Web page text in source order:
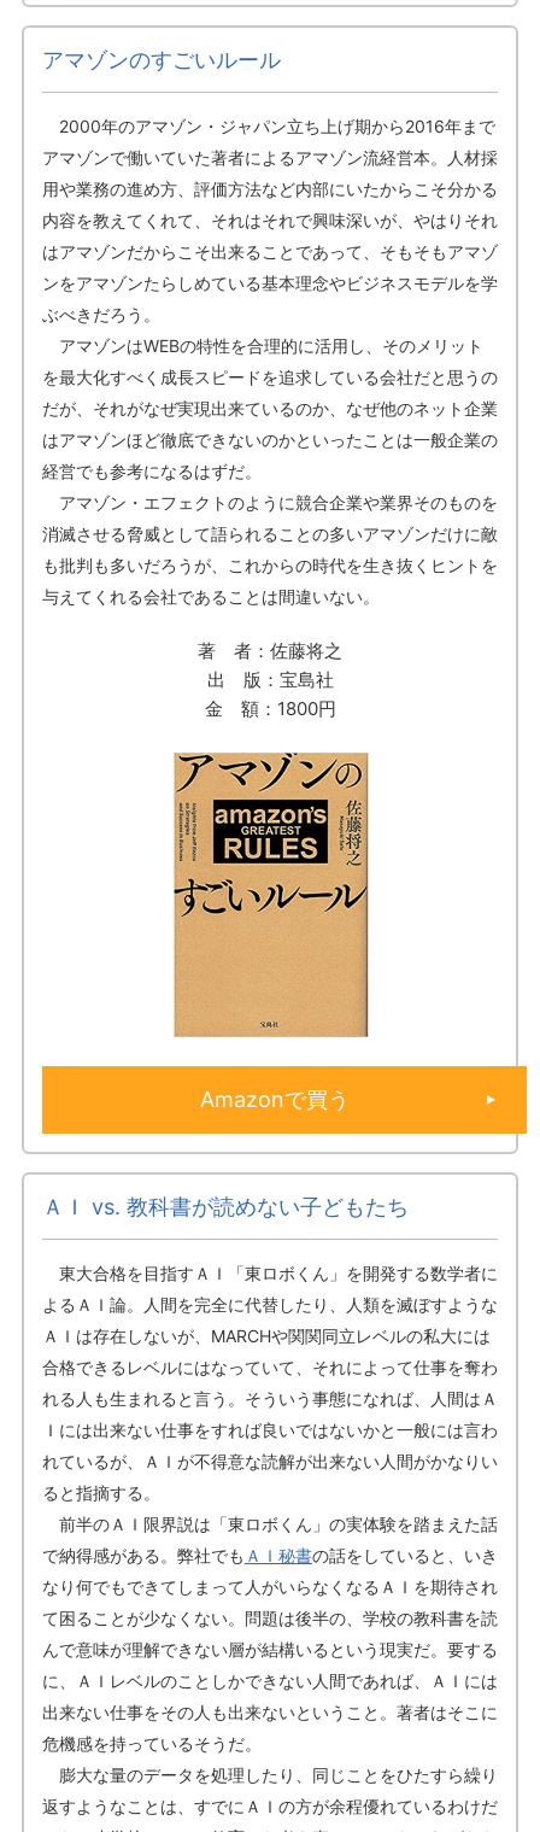
アマゾンのすごいルール
2000年のアマゾン・ジャパン立ち上げ期から2016年まで
アマゾンで働いていた著者によるアマゾン流経営本。人材採
用や業務の進め方、評価方法など内部にいたからこそ分かる
内容を教えてくれて、それはそれで興味深いが、やはりそれ
はアマゾンだからこそ出来ることであって、そもそもアマゾ
ンをアマゾンたらしめている基本理念やビジネスモデルを学
ぶべきだろう。
アマゾンはWEBの特性を合理的に活用し、そのメリット
を最大化すべく成長スピードを追求している会社だと思うの
だが、それがなぜ実現出来ているのか、なぜ他のネット企業
はアマゾンほど徹底できないのかといったことは一般企業の
経営でも参考になるはずだ。
アマゾン・エフェクトのように競合企業や業界そのものを
消滅させる脅威として語られることの多いアマゾンだけに敵
も批判も多いだろうが、これからの時代を生き抜くヒントを
与えてくれる会社であることは間違いない。
著 者：佐藤将之
出 版：宝島社
金 額：1800円
Amazonで買う
ＡＩ vs. 教科書が読めない子どもたち
東大合格を目指すＡＩ「東ロボくん」を開発する数学者に
よるＡＩ論。人間を完全に代替したり、人類を滅ぼすような
ＡＩは存在しないが、MARCHや関関同立レベルの私大には
合格できるレベルにはなっていて、それによって仕事を奪わ
れる人も生まれると言う。そういう事態になれば、人間はＡ
Ｉには出来ない仕事をすれば良いではないかと一般には言わ
れているが、ＡＩが不得意な読解が出来ない人間がかなりい
ると指摘する。
前半のＡＩ限界説は「東ロボくん」の実体験を踏まえた話
で納得感がある。弊社でも ＡＩ秘書の話をしていると、いき
なり何でもできてしまって人がいらなくなるＡＩを期待され
て困ることが少なくない。問題は後半の、学校の教科書を読
んで意味が理解できない層が結構いるという現実だ。要する
に、ＡＩレベルのことしかできない人間であれば、ＡＩには
出来ない仕事をその人も出来ないということ。著者はそこに
危機感を持っているそうだ。
膨大な量のデータを処理したり、同じことをひたすら繰り
返すようなことは、すでにＡＩの方が余程優れているわけだ